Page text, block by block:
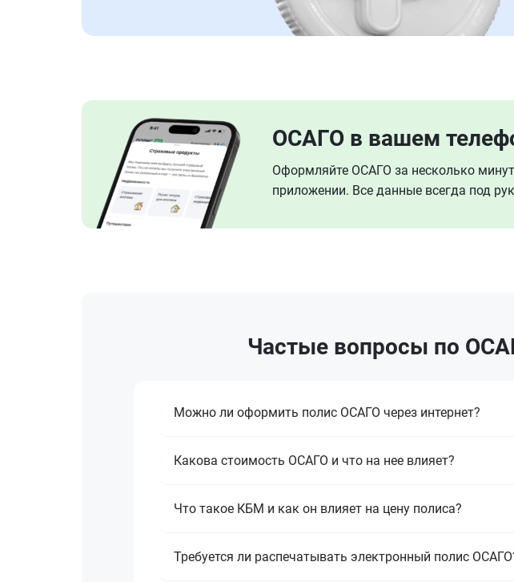
ОСАГО в вашем
Оформляйте ОСАГО за несколько
приложении. Все данные всегда под
Частые вопросы по
Можно ли оформить полис ОСАГО через интернет?
Какова стоимость ОСАГО и что на нее влияет?
Что такое КБМ и как он влияет на цену полиса?
Требуется ли распечатывать электронный полис